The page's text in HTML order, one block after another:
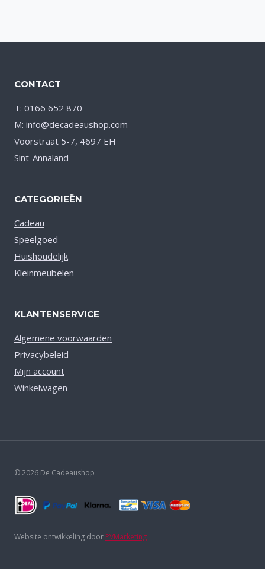
CONTACT
T: 0166 652 870
M: info@decadeaushop.com
Voorstraat 5-7, 4697 EH
Sint-Annaland
CATEGORIEËN
Cadeau
Speelgoed
Huishoudelijk
Kleinmeubelen
KLANTENSERVICE
Algemene voorwaarden
Privacybeleid
Mijn account
Winkelwagen
© 2026 De Cadeaushop
Website ontwikkeling door PVMarketing